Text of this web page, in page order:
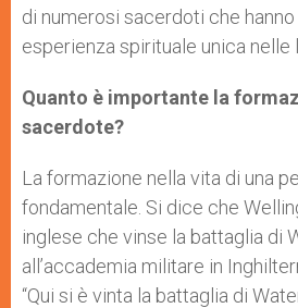
di numerosi sacerdoti che
esperienza spirituale unica nelle
Quanto è importante la
sacerdote?
La formazione nella vita di una
fondamentale. Si dice che
inglese che vinse la battaglia di
all’accademia militare in
“Qui si è vinta la battaglia di